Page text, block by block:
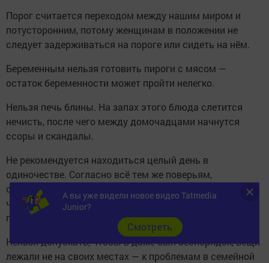
Порог считается переходом между нашим миром и
потусторонним, потому женщинам в положении не
следует задерживаться на пороге или сидеть на нём.
Беременным нельзя готовить пироги с мясом —
остаток беременности может пройти нелегко.
Нельзя печь блины. На запах этого блюда слетится
нечисть, после чего между домочадцами начнутся
ссоры и скандалы.
Не рекомендуется находиться целый день в
одиночестве. Согласно всё тем же поверьям,
связанным с активизацией тёмных сил, одинокий
человек, рядом с которым никого нет, может
подвергнуться нападкам злых духов.
Нельзя допускать, чтобы в доме был беспорядок, вещи
лежали не на своих местах — к проблемам в семейной
А вы уже видели новое видео Tatmedia
Junior?
Cмотреть